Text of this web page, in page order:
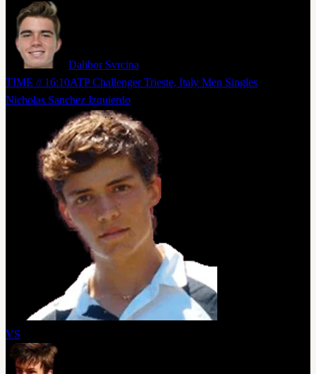
Dalibor Svrcina
TIME // 16:10ATP Challenger Trieste, Italy Men Singles
Nicholas Sanchez Izquierdo
VS